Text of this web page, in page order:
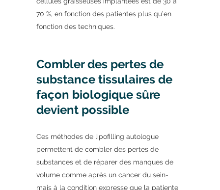
70 %, en fonction des patientes plus qu’en
fonction des techniques.
Combler des pertes de
substance tissulaires de
façon biologique sûre
devient possible
Ces méthodes de lipofilling autologue
permettent de combler des pertes de
substances et de réparer des manques de
volume comme après un cancer du sein-
mais à la condition expresse que la patiente